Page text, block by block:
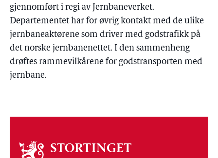
gjennomført i regi av Jernbaneverket.
Departementet har for øvrig kontakt med de ulike
jernbaneaktørene som driver med godstrafikk på
det norske jernbanenettet. I den sammenheng
drøftes rammevilkårene for godstransporten med
jernbane.
Om